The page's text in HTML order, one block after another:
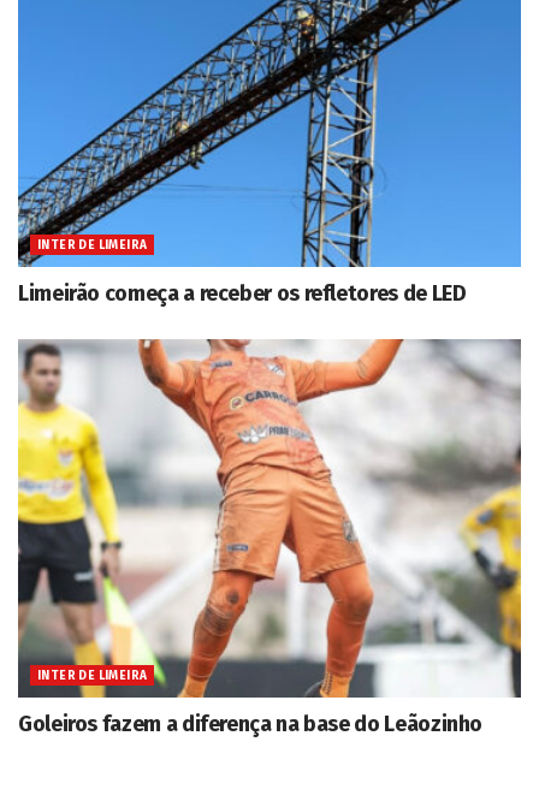
INTER DE LIMEIRA
Limeirão começa a receber os refletores de LED
INTER DE LIMEIRA
Goleiros fazem a diferença na base do Leãozinho